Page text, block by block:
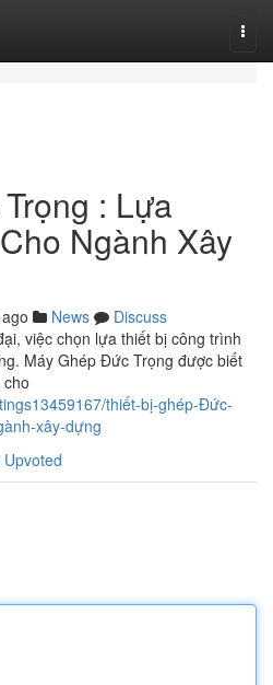
: Lựa
Ngành Xây
News
Discuss
việc chọn lựa thiết bị công trình
Máy Ghép Đức Trọng được biết
thiết-bị-ghép-Đức-
xây-dựng